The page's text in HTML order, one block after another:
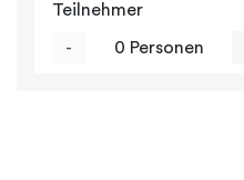
Teilnehmer
- 0 Personen